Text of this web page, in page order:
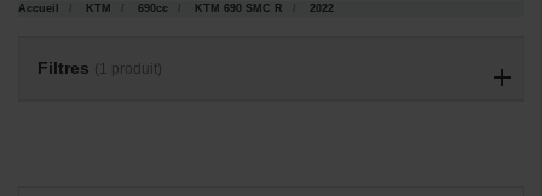
Accueil KTM 690cc KTM 690 SMC R 2022
Filtres (1 produit)